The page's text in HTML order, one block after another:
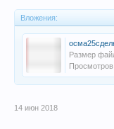
Вложения:
Размер
Просмотров:
14 июн 2018